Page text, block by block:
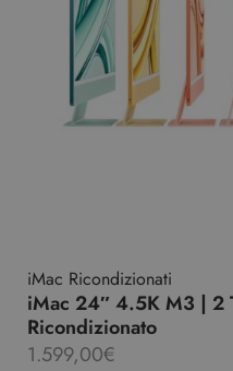
iMac Ricondizionati
iMac 24″ 4.5K M3 | 2
Ricondizionato
1.599,00€